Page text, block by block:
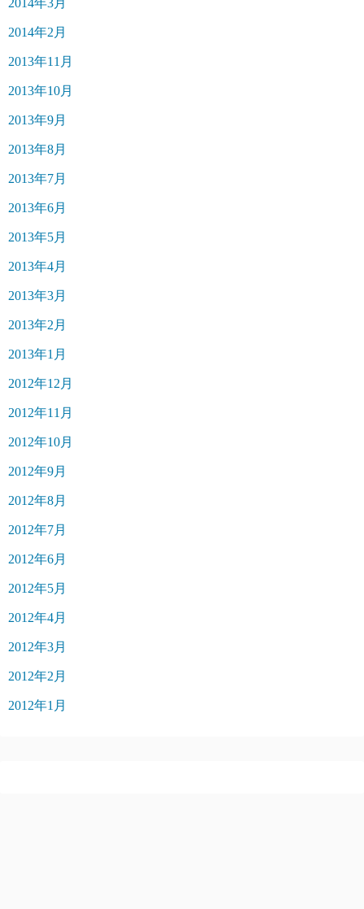
2014年3月
2014年2月
2013年11月
2013年10月
2013年9月
2013年8月
2013年7月
2013年6月
2013年5月
2013年4月
2013年3月
2013年2月
2013年1月
2012年12月
2012年11月
2012年10月
2012年9月
2012年8月
2012年7月
2012年6月
2012年5月
2012年4月
2012年3月
2012年2月
2012年1月